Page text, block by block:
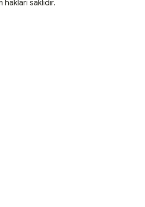
saklıdır.